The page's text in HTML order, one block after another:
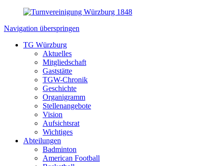
Navigation überspringen
TG Würzburg
Aktuelles
Mitgliedschaft
Gaststätte
TGW-Chronik
Geschichte
Organigramm
Stellenangebote
Vision
Aufsichtsrat
Wichtiges
Abteilungen
Badminton
American Football